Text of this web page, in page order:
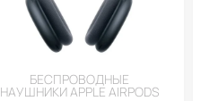
БЕСПРОВОДНЫЕ
НАУШНИКИ APPLE AIRPODS